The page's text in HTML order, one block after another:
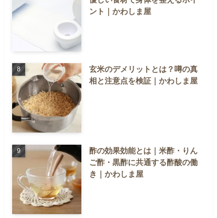
ント｜かわしま屋
玄米のデメリットとは？噂の真
相と注意点を検証｜かわしま屋
酢の効果効能とは｜米酢・りん
ご酢・黒酢に共通する酢酸の働
き｜かわしま屋